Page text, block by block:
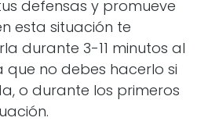
defensas y promueve
esta situación te
durante 3-11 minutos al
que no debes hacerlo si
o durante los primeros